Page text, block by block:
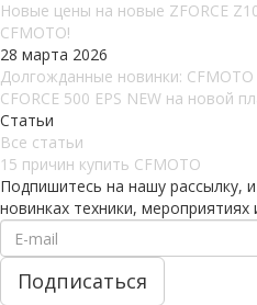
Новые цены на новые ZFORCE
CFMOTO!
28 марта 2026
Долгожданные новинки: CFMOTO
CFORCE 500 EPS NEW на новой
Статьи
Все статьи
15 причин купить CFMOTO
Подпишитесь на нашу рассылку,
новинках техники,